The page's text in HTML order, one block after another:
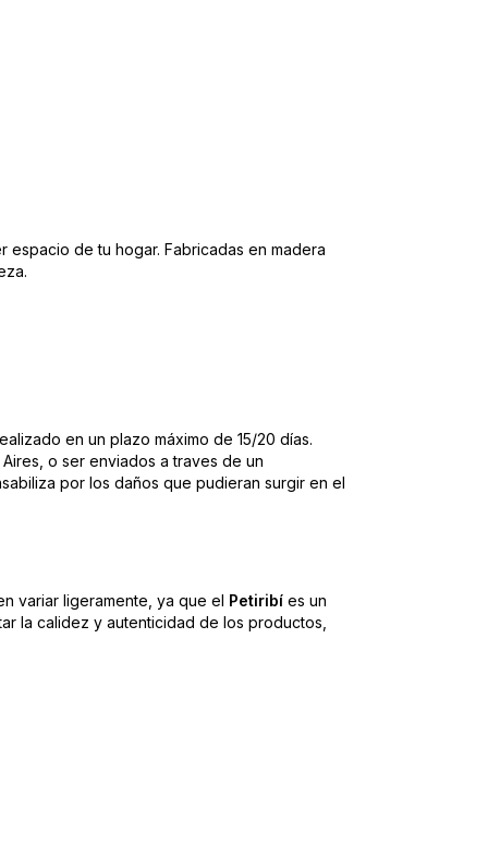
espacio de tu hogar. Fabricadas en madera
en un plazo máximo de 15/20 días.
o ser enviados a traves de un
por los daños que pudieran surgir en el
variar ligeramente, ya que el Petiribí es un
la calidez y autenticidad de los productos,